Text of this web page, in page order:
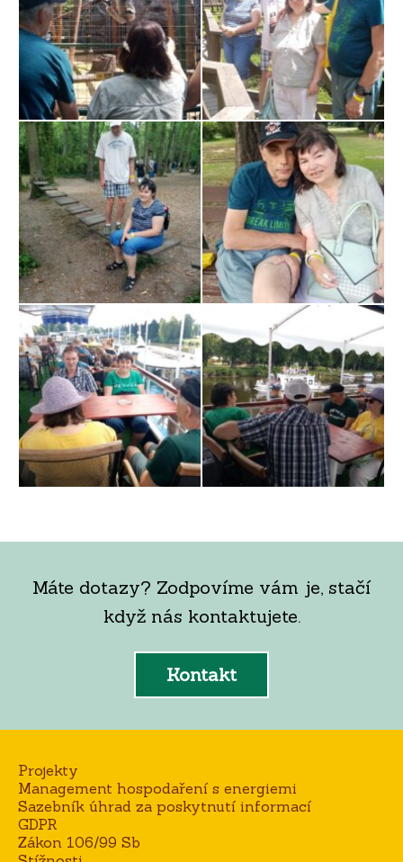
Máte dotazy? Zodpovíme vám je, stačí
když nás kontaktujete.
Kontakt
Projekty
Management hospodaření s energiemi
Sazebník úhrad za poskytnutí informací
GDPR
Zákon 106/99 Sb